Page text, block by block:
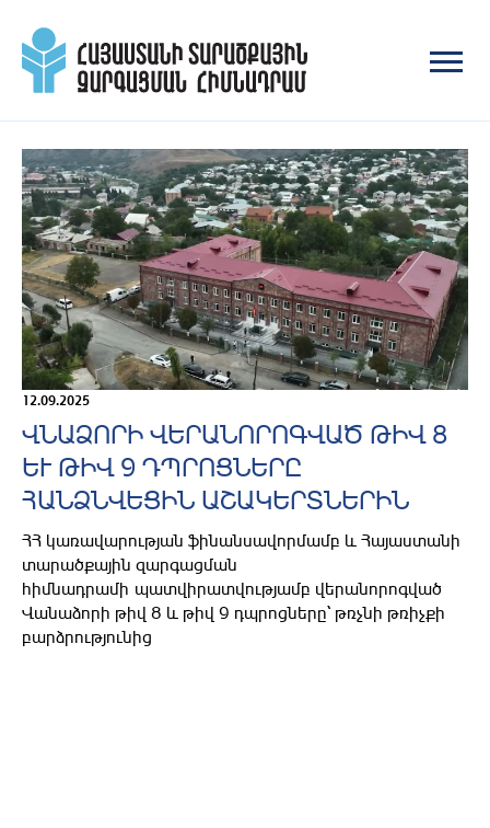
12.09.2025
ՎՆԱՁՈՐԻ ՎԵՐԱՆՈՐՈԳՎԱԾ ԹԻՎ 8
ԵՒ ԹԻՎ 9 ԴՊՐՈՑՆԵՐԸ
ՀԱՆՁՆՎԵՑԻՆ ԱՇԱԿԵՐՏՆԵՐԻՆ
ՀՀ կառավարության ֆինանսավորմամբ և Հայաստանի
տարածքային զարգացման
հիմնադրամի պատվիրատվությամբ վերանորոգված
Վանաձորի թիվ 8 և թիվ 9 դպրոցները` թռչնի թռիչքի
բարձրությունից